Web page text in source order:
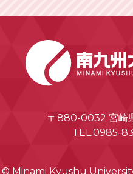
〒880-0032 宮崎
TEL.0985-
© Minami Kyushu